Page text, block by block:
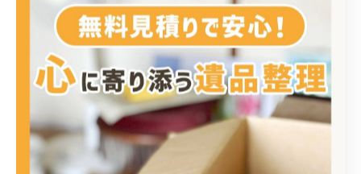
す。まずは、家族や関係者で遺品整理の目的や希望を共
有し、作業の流れを確認しておきましょう。
具体的な手順としては、現地確認→見積り→仕分け→搬
出→最終確認という流れが一般的です。見積り段階で費
用や作業内容に納得しておくことや、追加料金が発生し
ない業者を選ぶことも大切です。山口市や萩市では、無
料見積りや丁寧な事前説明を行う業者が多く、安心して